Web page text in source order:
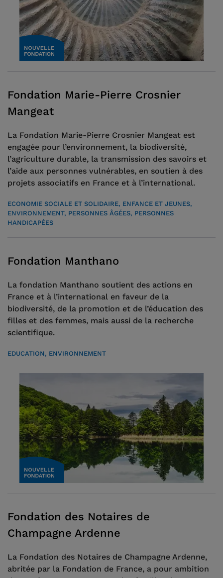
Fondation Marie-Pierre Crosnier
Mangeat
La Fondation Marie-Pierre Crosnier Mangeat est
engagée pour l’environnement, la biodiversité,
l’agriculture durable, la transmission des savoirs et
l’aide aux personnes vulnérables, en soutien à des
projets associatifs en France et à l’international.
ECONOMIE SOCIALE ET SOLIDAIRE, ENFANCE ET JEUNES,
ENVIRONNEMENT, PERSONNES ÂGÉES, PERSONNES
HANDICAPÉES
Fondation Manthano
La fondation Manthano soutient des actions en
France et à l’international en faveur de la
biodiversité, de la promotion et de l’éducation des
filles et des femmes, mais aussi de la recherche
scientifique.
EDUCATION, ENVIRONNEMENT
Fondation des Notaires de
Champagne Ardenne
La Fondation des Notaires de Champagne Ardenne,
abritée par la Fondation de France, a pour ambition